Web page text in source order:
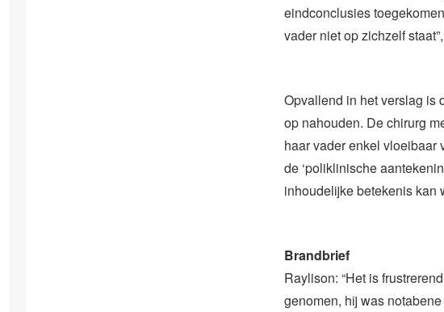
eindconclusies
vader niet op zichzelf
Opvallend in het verslag is
op nahouden. De chirurg
haar vader enkel vloeibaar
de ‘poliklinische
inhoudelijke betekenis kan
Brandbrief
Raylison: “Het is
genomen, hij was